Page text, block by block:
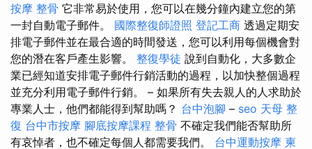
按摩 整骨 它非常易於使用，您可以在幾分鐘內建立您的第
一封自動電子郵件。 國際整復師證照 登記工商 透過定期安
排電子郵件並在最合適的時間發送，您可以利用每個機會對
您的潛在客戶產生影響。 整復學徒 說到自動化，大多數企
業已經知道安排電子郵件行銷活動的過程，以加快整個過程
並充分利用電子郵件行銷。 – 如果所有失去親人的人求助於
專業人士，他們都能得到幫助嗎？ 台中泡腳 – seo 天母 整
復 台中市按摩 腳底按摩課程 整骨 不確定我們能否幫助所
有哀悼者，也不確定每個人都需要我們。 台中運動按摩 柬